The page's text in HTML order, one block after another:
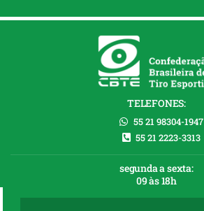
TELEFONES:
55 21 98304-1947
55 21 2223-3313
segunda a sexta:
09 às 18h